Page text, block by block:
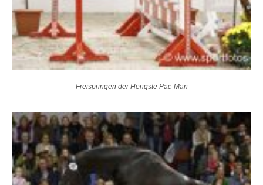
Freispringen der Hengste Pac-Man